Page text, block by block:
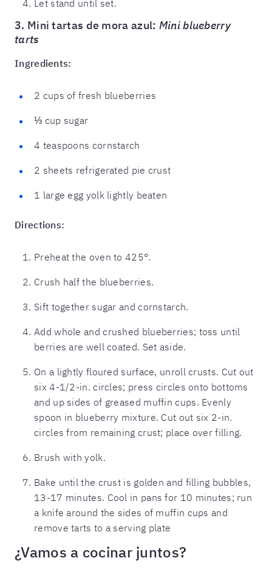
Let stand until set.
3. Mini tartas de mora azul: Mini blueberry
tarts
Ingredients:
2 cups of fresh blueberries
⅓ cup sugar
4 teaspoons cornstarch
2 sheets refrigerated pie crust
1 large egg yolk lightly beaten
Directions:
Preheat the oven to 425°.
Crush half the blueberries.
Sift together sugar and cornstarch.
Add whole and crushed blueberries; toss until
berries are well coated. Set aside.
On a lightly floured surface, unroll crusts. Cut out
six 4-1/2-in. circles; press circles onto bottoms
and up sides of greased muffin cups. Evenly
spoon in blueberry mixture. Cut out six 2-in.
circles from remaining crust; place over filling.
Brush with yolk.
Bake until the crust is golden and filling bubbles,
13-17 minutes. Cool in pans for 10 minutes; run
a knife around the sides of muffin cups and
remove tarts to a serving plate
¿Vamos a cocinar juntos?